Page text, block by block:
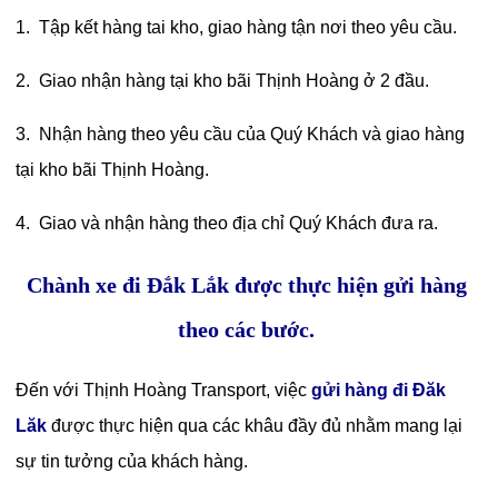
1. Tập kết hàng tai kho, giao hàng tận nơi theo yêu cầu.
2. Giao nhận hàng tại kho bãi Thịnh Hoàng ở 2 đầu.
3. Nhận hàng theo yêu cầu của Quý Khách và giao hàng
tại kho bãi Thịnh Hoàng.
4. Giao và nhận hàng theo địa chỉ Quý Khách đưa ra.
Chành xe đi Đắk Lắk được thực hiện gửi hàng
theo các bước.
Đến với Thịnh Hoàng Transport, việcgửi hàng đi Đăk
Lăk được thực hiện qua các khâu đầy đủ nhằm mang lại
sự tin tưởng của khách hàng.